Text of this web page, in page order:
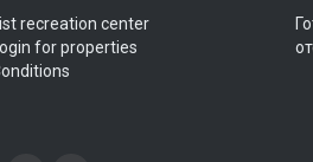
recreation center
for properties